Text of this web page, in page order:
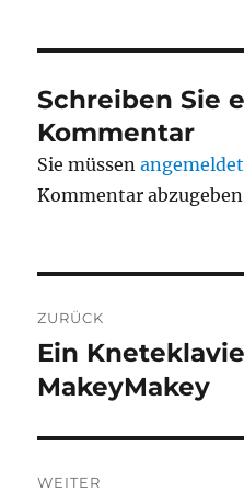
Schreiben Sie
Kommentar
Sie müssenangemeldet
Kommentar
ZURÜCK
Vorheriger
Beitrag:
Ein
MakeyMakey
WEITER